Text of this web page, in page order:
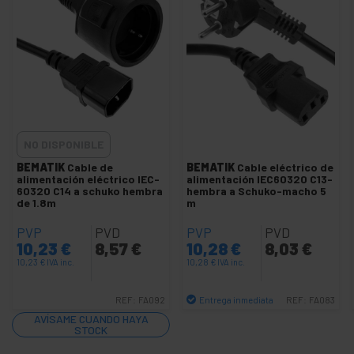
Cable US NEMA-5-15
Cable con IEC-60320 C13
Cable con IEC-60320 C14
Cable con IEC-60320 C19
Cable con IEC-60320 C20
Cable con bornes
Cable con schuko hembra
Clavija IEC-60320 para montar
Condensadores de arranque
Enchufe industrial IEC-60309 azul
BEMATIK Cable de
alimentación eléctrico IEC-
60320 C14 a schuko hembra
de 1.8m
PVP
10,23 €
10,23 € IVA inc.
PVD
8,57 €
REF: FA092
AVÍSAME CUANDO HAYA
STOCK
BEMATIK Cable eléctrico de
alimentación IEC60320 C13-
hembra a Schuko-macho 5
m
PVP
10,28€
10,28 € IVA inc.
PVD
8,03 €
Entrega inmediata REF: FA083